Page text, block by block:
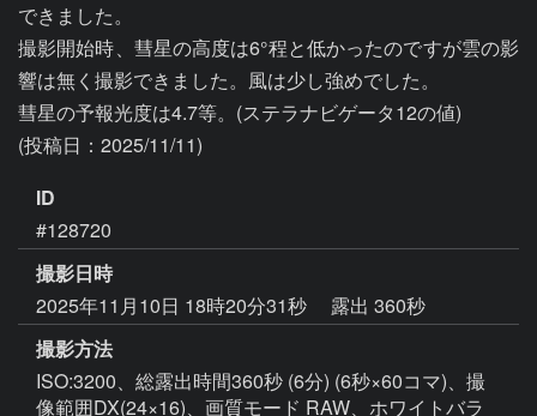
できました。
撮影開始時、彗星の高度は6°程と低かったのですが雲の影
響は無く撮影できました。風は少し強めでした。
彗星の予報光度は4.7等。(ステラナビゲータ12の値)
ID
#128720
撮影日時
2025年11月10日 18時20分31秒
露出 360秒
撮影方法
ISO:3200、総露出時間360秒 (6分) (6秒×60コマ)、撮
像範囲DX(24×16)、画質モード RAW、ホワイトバラ